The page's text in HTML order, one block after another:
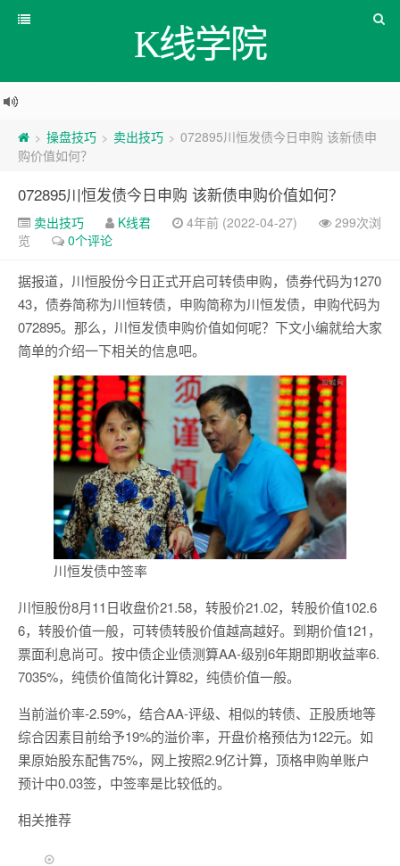
K线学院
> 操盘技巧 > 卖出技巧 > 072895川恒发债今日申购 该新债申
购价值如何？
072895川恒发债今日申购 该新债申购价值如何？
卖出技巧 K线君 4年前 (2022-04-27)
299次浏
览
0个评论
据报道，川恒股份今日正式开启可转债申购，债券代码为1270
43，债券简称为川恒转债，申购简称为川恒发债，申购代码为
072895。那么，川恒发债申购价值如何呢？下文小编就给大家
简单的介绍一下相关的信息吧。
川恒发债中签率
川恒股份8月11日收盘价21.58，转股价21.02，转股价值102.6
6，转股价值一般，可转债转股价值越高越好。到期价值121，
票面利息尚可。按中债企业债测算AA-级别6年期即期收益率6.
7035%，纯债价值简化计算82，纯债价值一般。
当前溢价率-2.59%，结合AA-评级、相似的转债、正股质地等
综合因素目前给予19%的溢价率，开盘价格预估为122元。如
果原始股东配售75%，网上按照2.9亿计算，顶格申购单账户
预计中0.03签，中签率是比较低的。
相关推荐